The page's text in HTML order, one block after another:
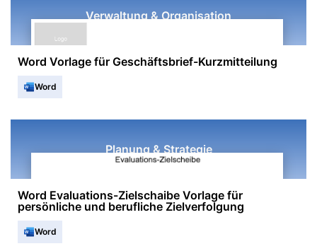
Verwaltung & Organisation
Word Vorlage für Geschäftsbrief-Kurzmitteilung
Word
Planung & Strategie
Word Evaluations-Zielschaibe Vorlage für
persönliche und berufliche Zielverfolgung
Word